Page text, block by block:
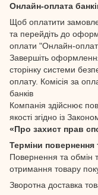
Онлайн-оплата
Щоб оплатити
та перейдіть до
оплати "Онлайн-
Завершіть
сторінку системи
оплату. Комісія за
банків
Компанія здійснює
якості згідно із
«Про захист прав
Терміни повернення
Повернення та обмін
отримання товару
Зворотна доставка